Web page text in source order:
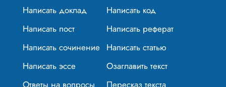
Написать доклад
Написать код
Написать пост
Написать реферат
Написать сочинение Написать статью
Написать эссе
Озаглавить текст
Ответы на вопросы
Пересказ текста